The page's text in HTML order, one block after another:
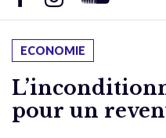
ECONOMIE
pour un